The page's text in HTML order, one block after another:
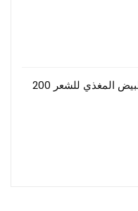
راوش شامبو زيت البيض المغذي للشعر 200